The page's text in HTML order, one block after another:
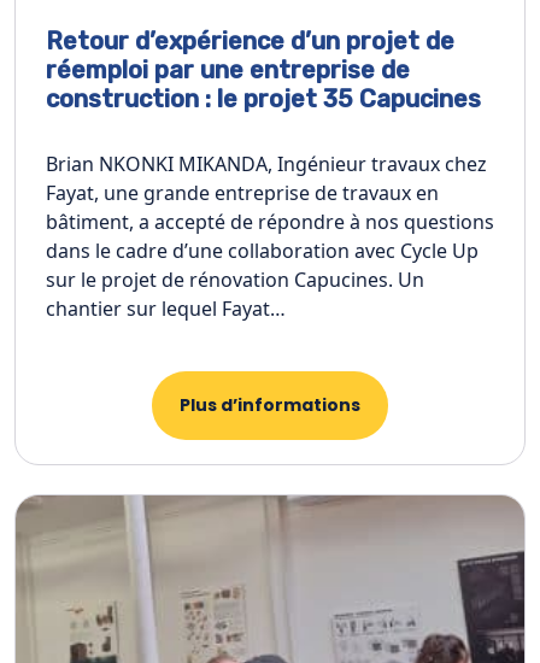
Retour d’expérience d’un projet de
réemploi par une entreprise de
construction : le projet 35 Capucines
Brian NKONKI MIKANDA, Ingénieur travaux chez
Fayat, une grande entreprise de travaux en
bâtiment, a accepté de répondre à nos questions
dans le cadre d’une collaboration avec Cycle Up
sur le projet de rénovation Capucines. Un
chantier sur lequel Fayat…
Plus d’informations